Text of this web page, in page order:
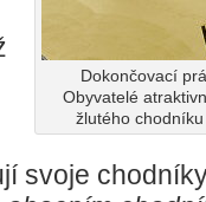
Dokončovací
Obyvatelé
žlutého
svoje